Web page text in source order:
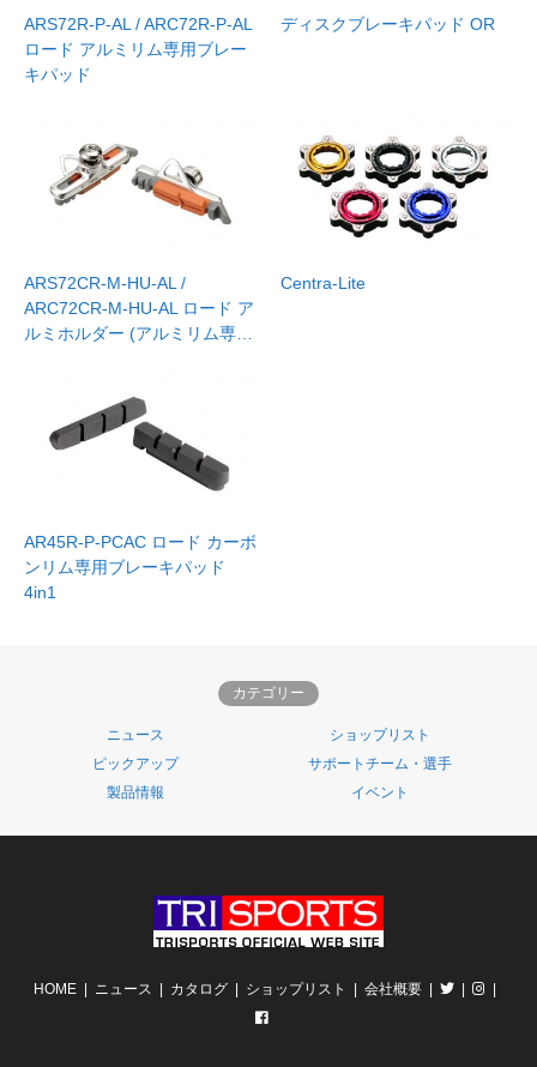
ARS72R-P-AL / ARC72R-P-AL
ロード アルミリム専用ブレー
キパッド
ディスクブレーキパッド OR
ARS72CR-M-HU-AL /
ARC72CR-M-HU-AL ロード ア
ルミホルダー (アルミリム専…
Centra-Lite
AR45R-P-PCAC ロード カーボ
ンリム専用ブレーキパッド
4in1
カテゴリー
ニュース
ショップリスト
ピックアップ
サポートチーム・選手
製品情報
イベント
HOME ニュース カタログ ショップリスト 会社概要